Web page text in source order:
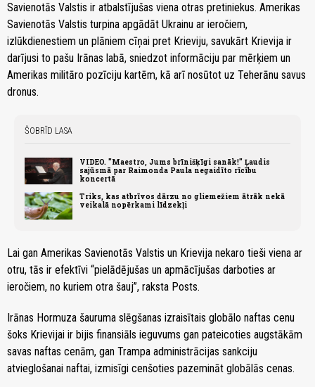
Savienotās Valstis ir atbalstījušas viena otras pretiniekus. Amerikas
Savienotās Valstis turpina apgādāt Ukrainu ar ieročiem,
izlūkdienestiem un plāniem cīņai pret Krieviju, savukārt Krievija ir
darījusi to pašu Irānas labā, sniedzot informāciju par mērķiem un
Amerikas militāro pozīciju kartēm, kā arī nosūtot uz Teherānu savus
dronus.
ŠOBRĪD LASA
VIDEO. "Maestro, Jums brīnišķīgi sanāk!" Ļaudis
sajūsmā par Raimonda Paula negaidīto rīcību
koncertā
Triks, kas atbrīvos dārzu no gliemežiem ātrāk nekā
veikalā nopērkami līdzekļi
Lai gan Amerikas Savienotās Valstis un Krievija nekaro tieši viena ar
otru, tās ir efektīvi “pielādējušas un apmācījušas darboties ar
ieročiem, no kuriem otra šauj”, raksta Posts.
Irānas Hormuza šauruma slēgšanas izraisītais globālo naftas cenu
šoks Krievijai ir bijis finansiāls ieguvums gan pateicoties augstākām
savas naftas cenām, gan Trampa administrācijas sankciju
atvieglošanai naftai, izmisīgi cenšoties pazemināt globālās cenas.